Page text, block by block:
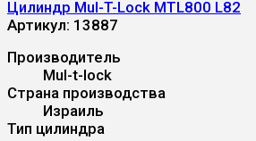
Цилиндр Mul-T-Lock MTL800 L82
Артикул: 13887
Производитель
Mul-t-lock
Страна производства
Израиль
Тип цилиндра